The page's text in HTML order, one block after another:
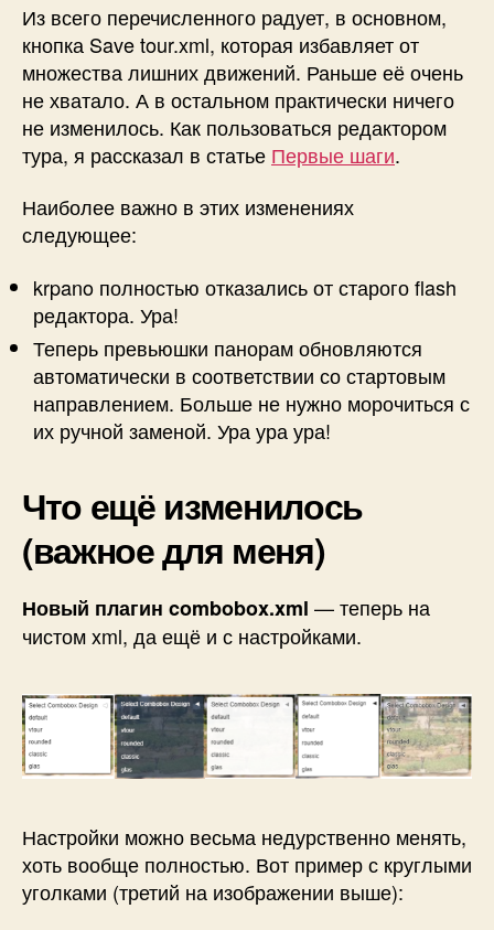
Из всего перечисленного радует, в основном,
кнопка Save tour.xml, которая избавляет от
множества лишних движений. Раньше её очень
не хватало. А в остальном практически ничего
не изменилось. Как пользоваться редактором
тура, я рассказал в статье Первые шаги.
Наиболее важно в этих изменениях
следующее:
krpano полностью отказались от старого flash
редактора. Ура!
Теперь превьюшки панорам обновляются
автоматически в соответствии со стартовым
направлением. Больше не нужно морочиться с
их ручной заменой. Ура ура ура!
Что ещё изменилось
(важное для меня)
Новый плагин combobox.xml — теперь на
чистом xml, да ещё и с настройками.
Настройки можно весьма недурственно менять,
хоть вообще полностью. Вот пример с круглыми
уголками (третий на изображении выше):